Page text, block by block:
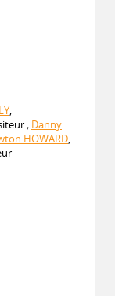
,
; Danny
HOWARD,